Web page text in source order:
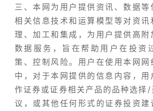
三、本网为用户提供资讯、数据等
相关信息技术和运算模型等对资讯
理、加工和集成，为用户提供高附
数据服务，旨在帮助用户在投资
策、控制风险。用户在使用本网网
中，对于本网提供的信息内容，用
作证券或证券相关产品的品种选择/
议，或其他任何形式的证券投资建